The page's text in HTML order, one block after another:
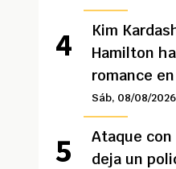
Kim
Hamilton
romance
Sáb, 08/08/
Ataque con
deja un